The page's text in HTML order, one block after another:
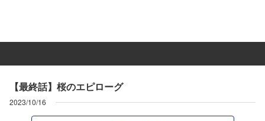
【最終話】桜のエピローグ
2023/10/16